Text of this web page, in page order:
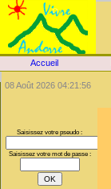
Saisissez votre pseudo :
Saisissez votre mot de passe :
08 Août 2026 04:21:56
Accueil